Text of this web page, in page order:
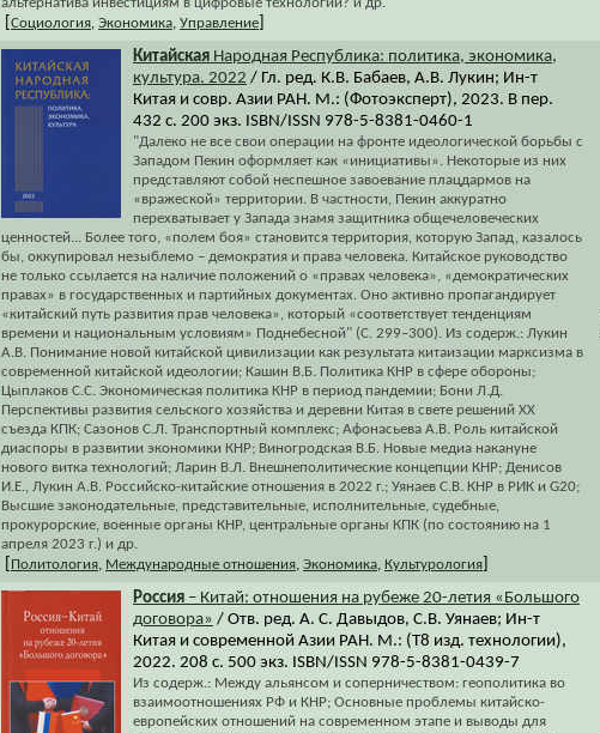
Социология Экономика Управление
Китайская Народная Республика: политика, экономика,
культура. 2022 / Гл. ред. К.В. Бабаев, А.В. Лукин; Ин-т
Китая и совр. Азии РАН. М.: (Фотоэксперт), 2023. В пер.
432 с. 200 экз. ISBN/ISSN 978-5-8381-0460-1
"Далеко не все свои операции на фронте идеологической борьбы с
Западом Пекин оформляет как «инициативы». Некоторые из них
представляют собой неспешное завоевание плацдармов на
«вражеской» территории. В частности, Пекин аккуратно
перехватывает у Запада знамя защитника общечеловеческих
ценностей... Более того, «полем боя» становится территория, которую Запад, казалось
бы, оккупировал незыблемо – демократия и права человека. Китайское руководство
не только ссылается на наличие положений о «правах человека», «демократических
правах» в государственных и партийных документах. Оно активно пропагандирует
«китайский путь развития прав человека», который «соответствует тенденциям
времени и национальным условиям» Поднебесной" (С. 299–300). Из содерж.: Лукин
А.В. Понимание новой китайской цивилизации как результата китаизации марксизма в
современной китайской идеологии; Кашин В.Б. Политика КНР в сфере обороны;
Цыплаков С.С. Экономическая политика КНР в период пандемии; Бони Л.Д.
Перспективы развития сельского хозяйства и деревни Китая в свете решений ХХ
съезда КПК; Сазонов С.Л. Транспортный комплекс; Афонасьева А.В. Роль китайской
диаспоры в развитии экономики КНР; Виногродская В.Б. Новые медиа накануне
нового витка технологий; Ларин В.Л. Внешнеполитические концепции КНР; Денисов
И.Е., Лукин А.В. Российско-китайские отношения в 2022 г.; Уянаев С.В. КНР в РИК и G20;
Высшие законодательные, представительные, исполнительные, судебные,
прокурорские, военные органы КНР, центральные органы КПК (по состоянию на 1
апреля 2023 г.) и др.
Политология Международные отношения Экономика Культурология
Россия – Китай: отношения на рубеже 20-летия «Большого
договора» / Отв. ред. А. С. Давыдов, С.В. Уянаев; Ин-т
Китая и современной Азии РАН. М.: (Т8 изд. технологии),
2022. 208 с. 500 экз. ISBN/ISSN 978-5-8381-0439-7
Из содерж.: Между альянсом и соперничеством: геополитика во
взаимоотношениях РФ и КНР; Основные проблемы китайско-
европейских отношений на современном этапе и выводы для